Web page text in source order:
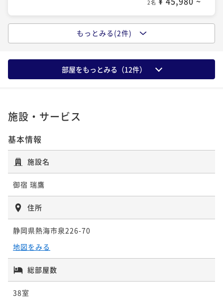
2名
【1泊朝食付】湯河原で本物の手作りと食材にこだわ
現地決済可 事前決済可
IN 15:00 - 21:00 OUT10:00
ポイント即利用で最大5％OFF
【スタンダード】◆金目鯛・あわびを味わう◆伊豆の
おばんざいを愉しむ献立
二食付き 現地決済可
もっとみる(2件)
部屋をもっとみる（12件）
施設・サービス
基本情報
施設名
御宿 瑞鷹
住所
静岡県熱海市泉226-70
地図をみる
総部屋数
38室